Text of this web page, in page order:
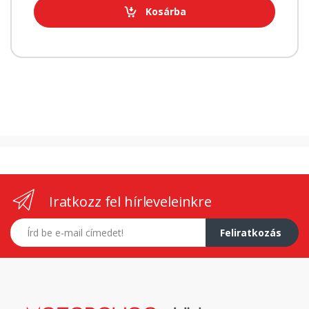
Kosárba
Iratkozz fel hírleveleinkre
E-mail címed
Feliratkozás